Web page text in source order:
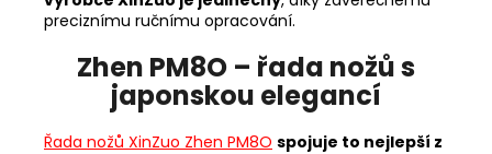
výrobce XinZuo je jedinečný, díky závěrečnému
Zhen PM8O – řada nožů s
japonskou elegancí